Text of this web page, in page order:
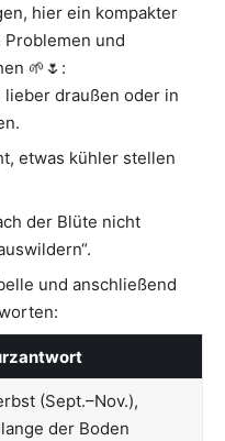
hier ein kompakter
und
🌱🌷:
draußen oder in
etwas kühler stellen
der Blüte nicht
und anschließend
(Sept.–Nov.),
der Boden